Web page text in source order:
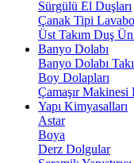
Sürgülü El Duşları
Çanak Tipi
Üst Takım Duş
Banyo Dolabı
Banyo Dolabı
Boy Dolapları
Çamaşır Makinesi
Yapı Kimyasalları
Astar
Boya
Derz Dolgular